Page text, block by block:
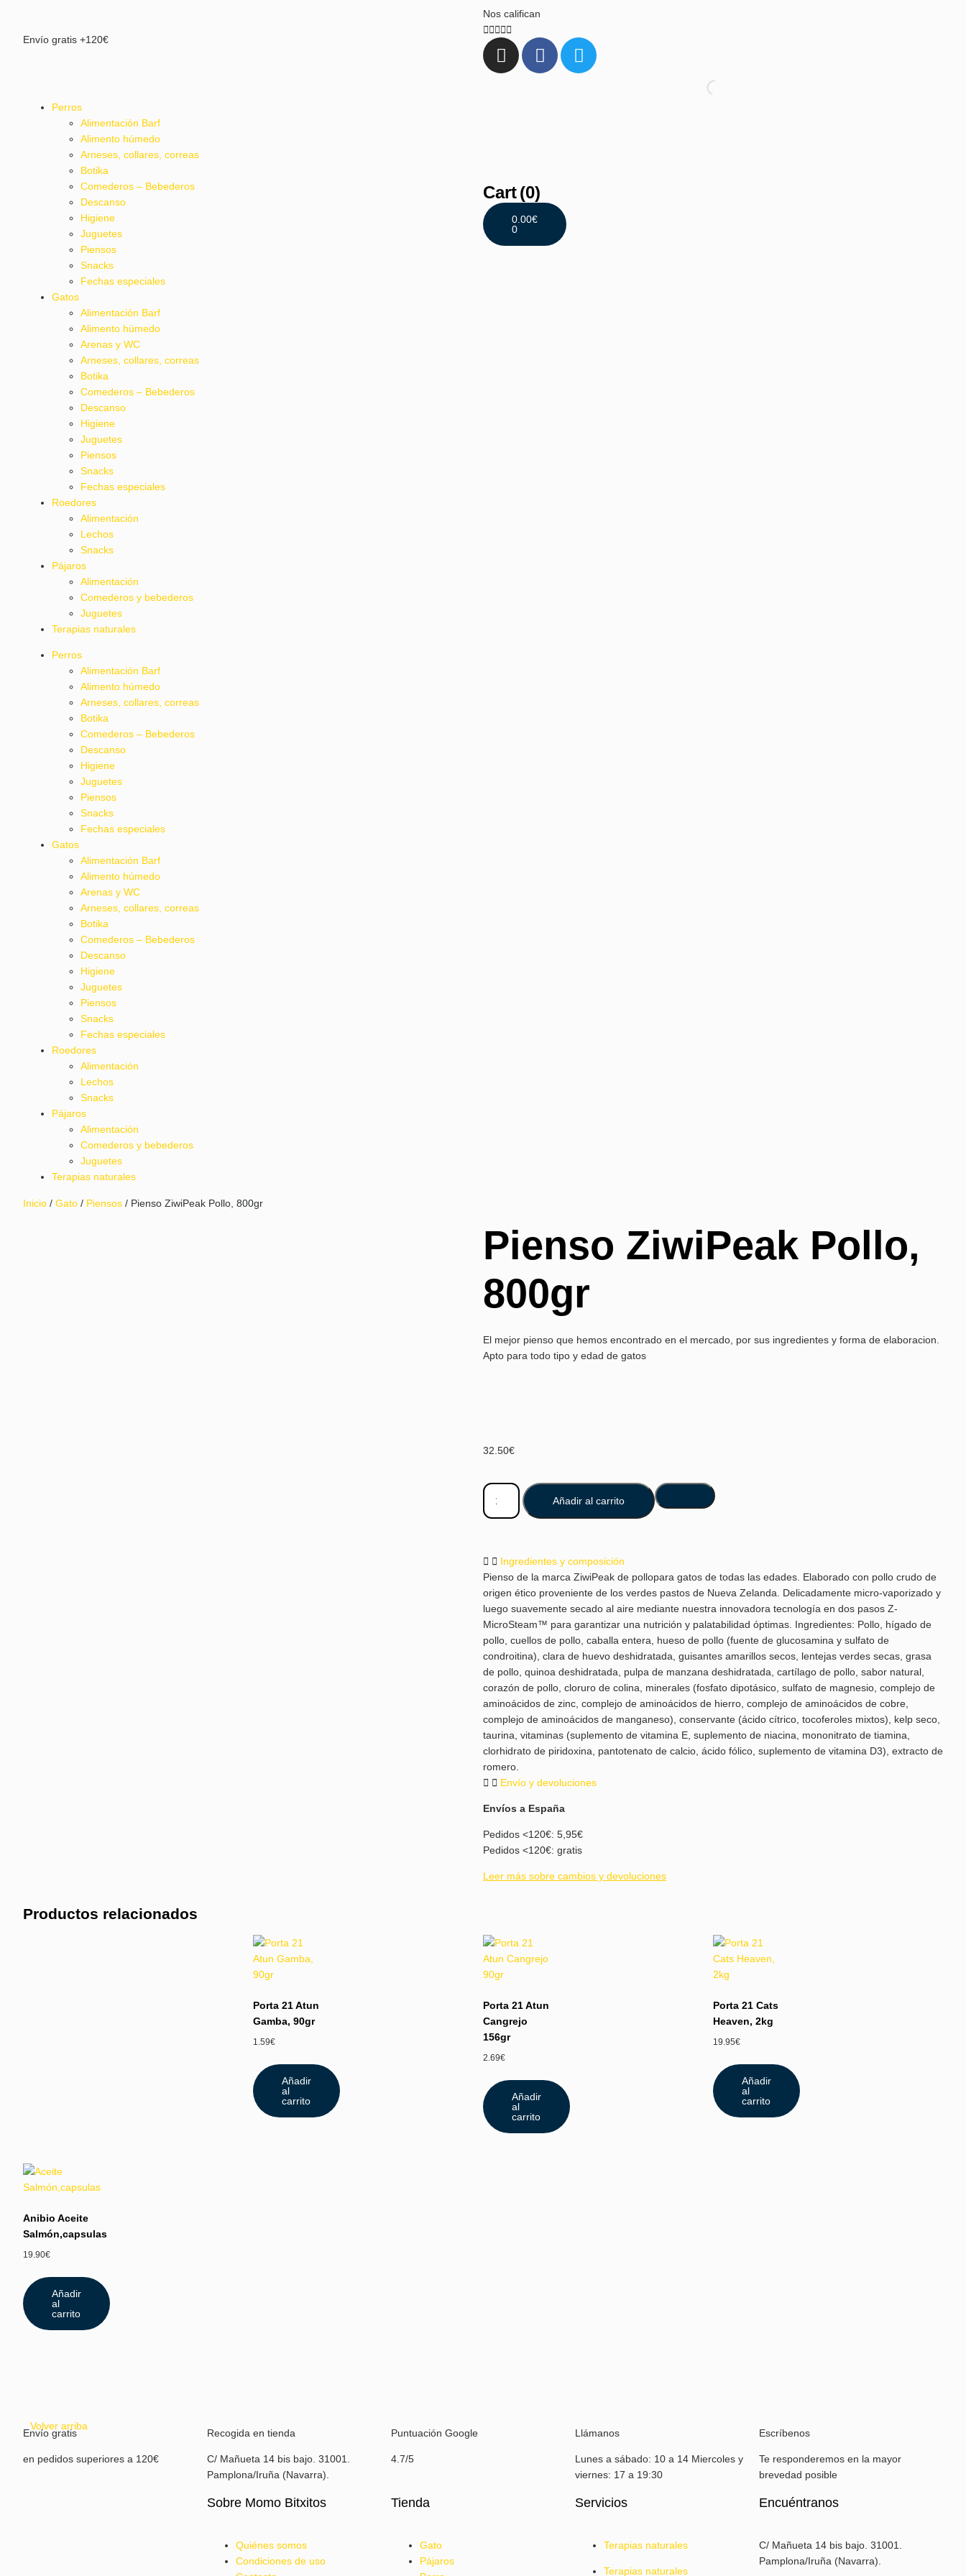
Envío gratis +120€
Nos califican

Perros
Alimentación Barf
Alimento húmedo
Arneses, collares, correas
Botika
Comederos – Bebederos
Descanso
Higiene
Juguetes
Piensos
Snacks
Fechas especiales
Gatos
Alimentación Barf
Alimento húmedo
Arenas y WC
Arneses, collares, correas
Botika
Comederos – Bebederos
Descanso
Higiene
Juguetes
Piensos
Snacks
Fechas especiales
Roedores
Alimentación
Lechos
Snacks
Pájaros
Alimentación
Comederos y bebederos
Juguetes
Terapias naturales
Perros
Alimentación Barf
Alimento húmedo
Arneses, collares, correas
Botika
Comederos – Bebederos
Descanso
Higiene
Juguetes
Piensos
Snacks
Fechas especiales
Gatos
Alimentación Barf
Alimento húmedo
Arenas y WC
Arneses, collares, correas
Botika
Comederos – Bebederos
Descanso
Higiene
Juguetes
Piensos
Snacks
Fechas especiales
Roedores
Alimentación
Lechos
Snacks
Pájaros
Alimentación
Comederos y bebederos
Juguetes
Terapias naturales
Cart(0)
0.00€
0
Inicio / Gato / Piensos / Pienso ZiwiPeak Pollo, 800gr
Pienso ZiwiPeak Pollo,
800gr
El mejor pienso que hemos encontrado en el mercado, por sus ingredientes y forma de elaboracion.
Apto para todo tipo y edad de gatos
32.50€
Añadir al carrito
Ingredientes y composición
Pienso de la marca ZiwiPeak de pollopara gatos de todas las edades. Elaborado con pollo crudo de
origen ético proveniente de los verdes pastos de Nueva Zelanda. Delicadamente micro-vaporizado y
luego suavemente secado al aire mediante nuestra innovadora tecnología en dos pasos Z-
MicroSteam™ para garantizar una nutrición y palatabilidad óptimas. Ingredientes: Pollo, hígado de
pollo, cuellos de pollo, caballa entera, hueso de pollo (fuente de glucosamina y sulfato de
condroitina), clara de huevo deshidratada, guisantes amarillos secos, lentejas verdes secas, grasa
de pollo, quinoa deshidratada, pulpa de manzana deshidratada, cartílago de pollo, sabor natural,
corazón de pollo, cloruro de colina, minerales (fosfato dipotásico, sulfato de magnesio, complejo de
aminoácidos de zinc, complejo de aminoácidos de hierro, complejo de aminoácidos de cobre,
complejo de aminoácidos de manganeso), conservante (ácido cítrico, tocoferoles mixtos), kelp seco,
taurina, vitaminas (suplemento de vitamina E, suplemento de niacina, mononitrato de tiamina,
clorhidrato de piridoxina, pantotenato de calcio, ácido fólico, suplemento de vitamina D3), extracto de
romero.
Envío y devoluciones
Envíos a España
Pedidos <120€: 5,95€
Pedidos <120€: gratis
Leer más sobre cambios y devoluciones
Productos relacionados
Porta 21 Atun
Gamba, 90gr
1.59€
Añadir
al
carrito
Porta 21 Atun
Cangrejo
156gr
2.69€
Añadir
al
carrito
Porta 21 Cats
Heaven, 2kg
19.95€
Añadir
al
carrito
Anibio Aceite
Salmón,capsulas
19.90€
Añadir
al
carrito
Volver arriba
Envío gratis
en pedidos superiores a 120€
Recogida en tienda
C/ Mañueta 14 bis bajo. 31001.
Pamplona/Iruña (Navarra).
Puntuación Google
4.7/5
Llámanos
Lunes a sábado: 10 a 14 Miercoles y
viernes: 17 a 19:30
Escríbenos
Te responderemos en la mayor
brevedad posible
Sobre Momo Bitxitos
Quiénes somos
Condiciones de uso
Tienda
Gato
Pájaros
Servicios
Terapias naturales
Terapias naturales
Encuéntranos
C/ Mañueta 14 bis bajo. 31001.
Pamplona/Iruña (Navarra).